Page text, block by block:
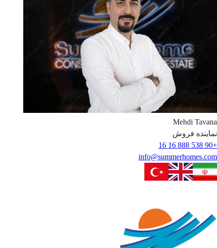
Mehdi Tavana
نماینده فروش
+90 538 888 16 16
info@summerhomes.com